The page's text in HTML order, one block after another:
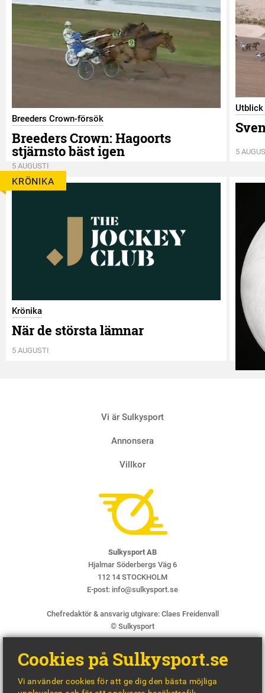
Breeders Crown-försök
Breeders Crown: Hagoorts
stjärnsto bäst igen
5 AUGUSTI
Utblick
5
KRÖNIKA
Krönika
När de största lämnar
5 AUGUSTI
Vi är Sulkysport
Annonsera
Villkor
Sulkysport AB
Hjalmar Söderbergs Väg 6
112 14 STOCKHOLM
E-post: info@sulkysport.se
Chefredaktör & ansvarig utgivare: Claes Freidenvall
© Sulkysport
Cookies på Sulkysport.se
Vi använder cookies för att ge dig den bästa möjliga